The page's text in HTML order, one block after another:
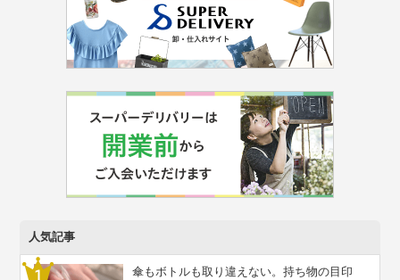
人気記事
傘もボトルも取り違えない。持ち物の目印